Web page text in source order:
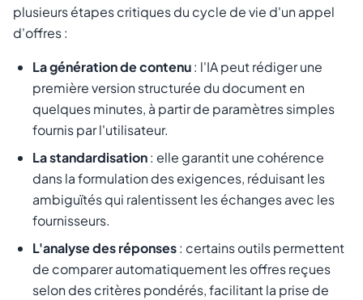
plusieurs étapes critiques du cycle de vie d'un appel
d'offres :
La génération de contenu: l'IA peut rédiger une
première version structurée du document en
quelques minutes, à partir de paramètres simples
fournis par l'utilisateur.
La standardisation: elle garantit une cohérence
dans la formulation des exigences, réduisant les
ambiguïtés qui ralentissent les échanges avec les
fournisseurs.
L'analyse des réponses: certains outils permettent
de comparer automatiquement les offres reçues
selon des critères pondérés, facilitant la prise de